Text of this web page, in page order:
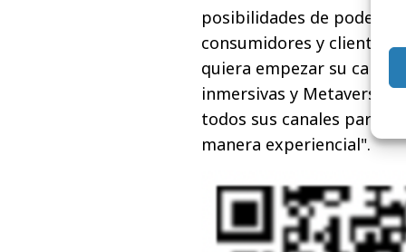
posibilidades de poder
consumidores y clientes.
quiera empezar su
inmersivas y Metaverso,
todos sus canales para
manera experiencial".